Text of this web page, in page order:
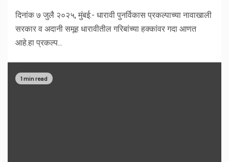
दिनांक ७ जुलै २०२५, मुंबई:- धारावी पुनर्विकास प्रकल्पाच्या नावाखाली
सरकार व अदानी समूह धारावीतील गरिबांच्या हक्कांवर गदा आणत
आहे.हा प्रकल्प...
1 min read